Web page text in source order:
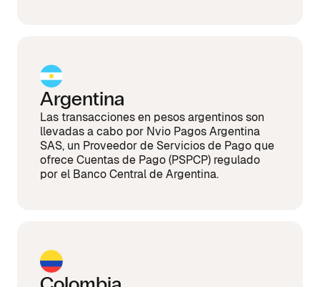
Argentina
Las transacciones en pesos argentinos son
llevadas a cabo por Nvio Pagos Argentina
SAS, un Proveedor de Servicios de Pago que
ofrece Cuentas de Pago (PSPCP) regulado
por el Banco Central de Argentina.